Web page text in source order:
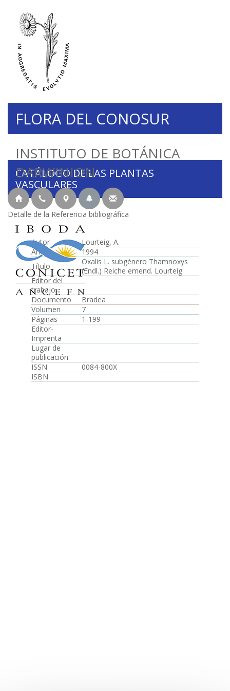
INSTITUTO DE BOTÁNICA
DARWINION
FLORA DEL CONOSUR
CATÁLOGO DE LAS PLANTAS
VASCULARES
Detalle de la Referencia bibliográfica
Autor
Lourteig, A.
Año
1994
Título
Oxalis L. subgénero Thamnoxys
(Endl.) Reiche emend. Lourteig
Editor del
trabajo
Documento
Bradea
Volumen
7
Páginas
1-199
Editor-
Imprenta
Lugar de
publicación
ISSN
0084-800X
ISBN